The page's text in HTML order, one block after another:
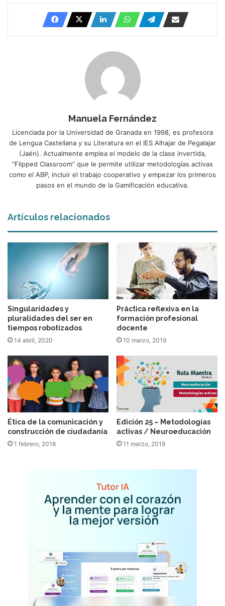
Manuela Fernández
Licenciada por la Universidad de Granada en 1998, es profesora
de Lengua Castellana y su Literatura en el IES Alhajar de Pegalajar
(Jaén). Actualmente emplea el modelo de la clase invertida,
“Flipped Classroom” que le permite utilizar metodologías activas
como el ABP, incluir el trabajo cooperativo y empezar los primeros
pasos en el mundo de la Gamificación educativa.
Artículos relacionados
Singularidades y
pluralidades del ser en
tiempos robotizados
14 abril, 2020
Práctica reflexiva en la
formación profesional
docente
10 marzo, 2019
Ética de la comunicación y
construcción de ciudadanía
1 febrero, 2018
Edición 25 – Metodologías
activas / Neuroeducación
11 marzo, 2019